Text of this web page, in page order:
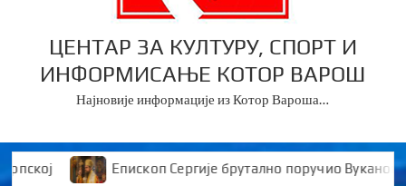
ЦЕНТАР ЗА КУЛТУРУ, СПОРТ И
ИНФОРМИСАЊЕ КОТОР ВАРОШ
Најновије информације из Котор Вароша…
Епископ Сергије брутално поручио